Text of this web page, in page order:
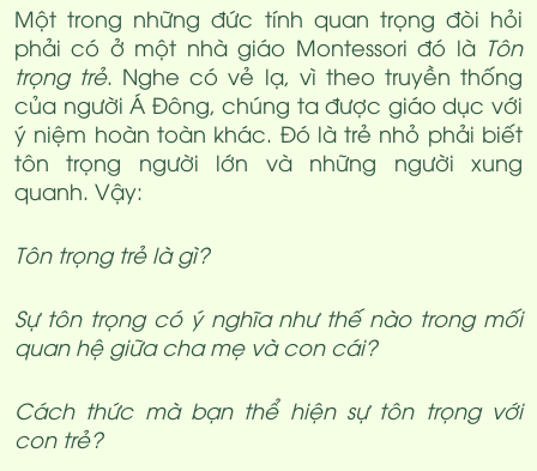
Một trong những đức tính quan trọng đòi hỏi
phải có ở một nhà giáo Montessori đó là Tôn
trọng trẻ. Nghe có vẻ lạ, vì theo truyền thống
của người Á Đông, chúng ta được giáo dục với
ý niệm hoàn toàn khác. Đó là trẻ nhỏ phải biết
tôn trọng người lớn và những người xung
quanh. Vậy:
Tôn trọng trẻ là gì?
Sự tôn trọng có ý nghĩa như thế nào trong mối
quan hệ giữa cha mẹ và con cái?
Cách thức mà bạn thể hiện sự tôn trọng với
con trẻ?